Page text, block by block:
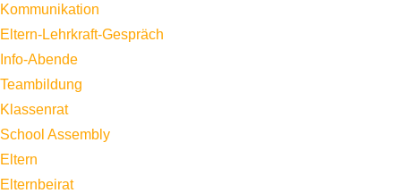
Kommunikation
Eltern-Lehrkraft-Gespräch
Info-Abende
Teambildung
Klassenrat
School Assembly
Eltern
Elternbeirat